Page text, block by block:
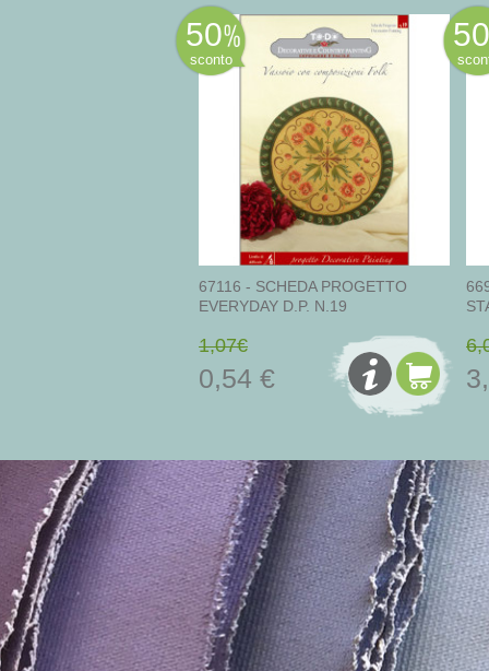
50
sconto
67116 - SCHEDA PROGETTO
EVERYDAY D.P. N.19
1,07€
0,54 €
50